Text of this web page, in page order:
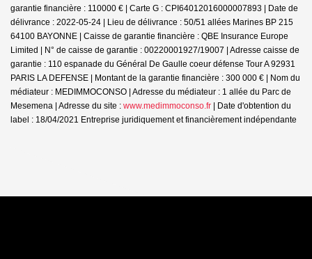
garantie financière : 110000 € | Carte G : CPI64012016000007893 | Date de
délivrance : 2022-05-24 | Lieu de délivrance : 50/51 allées Marines BP 215
64100 BAYONNE | Caisse de garantie financière : QBE Insurance Europe
Limited | N° de caisse de garantie : 00220001927/19007 | Adresse caisse de
garantie : 110 espanade du Général De Gaulle coeur défense Tour A 92931
PARIS LA DEFENSE | Montant de la garantie financière : 300 000 € | Nom du
médiateur : MEDIMMOCONSO | Adresse du médiateur : 1 allée du Parc de
Mesemena | Adresse du site : www.medimmoconso.fr | Date d'obtention du
label : 18/04/2021 Entreprise juridiquement et financièrement indépendante